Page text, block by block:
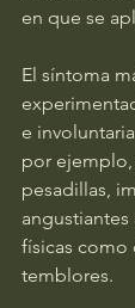
en que se
El síntoma
e
por ejemplo,
pesadillas,
físicas como
temblores.